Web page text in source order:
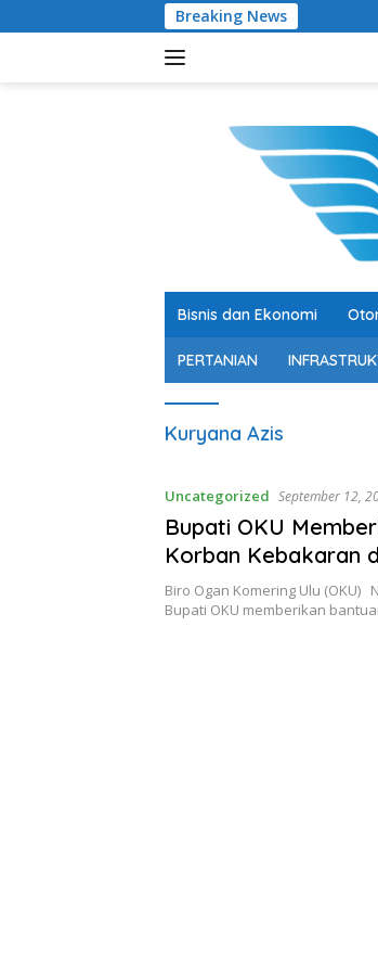
ke
Breaking News
Bisnis dan Ekonomi
PERTANIAN
Kuryana Azis
Uncategorized September 12,
Bupati OKU
Korban Kebakaran
SP 6 . Peninjauan
Biro Ogan Komering Ulu (OKU)
Bupati OKU memberikan